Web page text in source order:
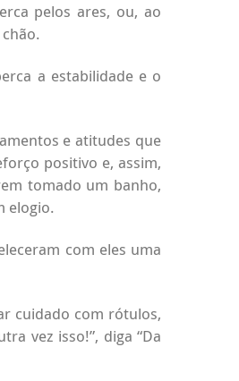
pelos ares, ou, ao
a estabilidade e o
e atitudes que
positivo e, assim,
tomado um banho,
elogio.
com eles uma
cuidado com rótulos,
vez isso!”, diga “Da